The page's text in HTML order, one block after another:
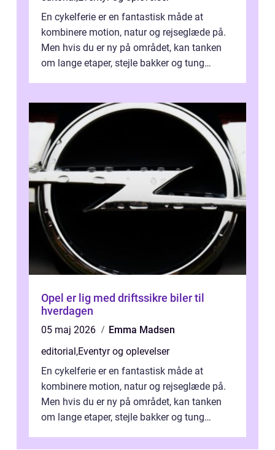
En cykelferie er en fantastisk måde at
kombinere motion, natur og rejseglæde på.
Men hvis du er ny på området, kan tanken
om lange etaper, stejle bakker og tung
Opel er lig med driftssikre biler til
hverdagen
05 maj 2026
Emma Madsen
editorial,Eventyr og oplevelser
En cykelferie er en fantastisk måde at
kombinere motion, natur og rejseglæde på.
Men hvis du er ny på området, kan tanken
om lange etaper, stejle bakker og tung